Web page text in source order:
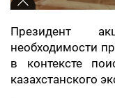
Президент
необходимости
в контексте
казахстанского